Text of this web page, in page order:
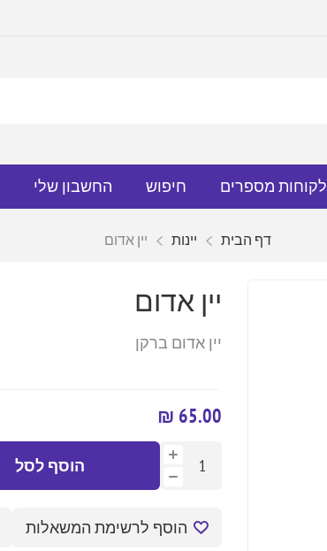
לקוחות מספרים חיפוש החשבון שלי
דף הבית יינות יין אדום
יין אדום
יין אדום ברקן
65.00 ₪
הוסף לסל
הוסף לרשימת המשאלות